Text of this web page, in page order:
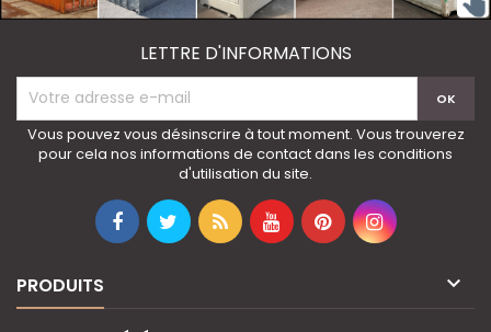
LETTRE D'INFORMATIONS
Vous pouvez vous désinscrire à tout moment. Vous trouverez
pour cela nos informations de contact dans les conditions
d'utilisation du site.
PRODUITS 